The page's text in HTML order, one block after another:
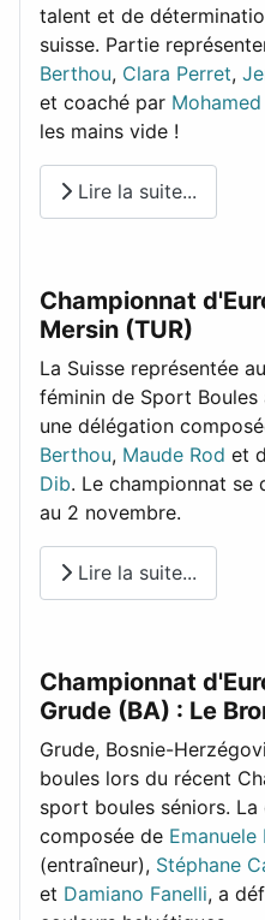
talent et de
suisse. Partie
Berthou, Clara Perret,
et coaché par
les mains vide !
Lire la suite...
Championnat
Mersin (TUR)
La Suisse représentée
féminin de Sport Boules
une délégation
Berthou, Maude Rod et
Dib. Le championnat
au 2 novembre.
Lire la suite...
Championnat
Grude (BA) : Le
Grude, Bosnie-
boules lors du récent
sport boules séniors. La
composée de Emanuele
(entraîneur), Stéphane
et Damiano Fanelli, a